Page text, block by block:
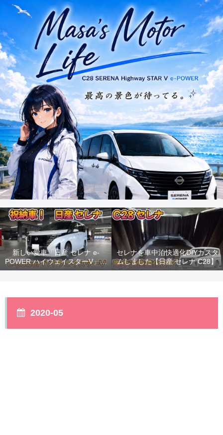
新しい愛車「日産 セレナ e-
POWER ハイウェイスターV」納
車！
セレナを車中泊快適化DIYカスタ
ムしました【日産 セレナ C28】
2020-05